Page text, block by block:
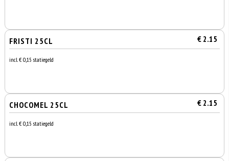
FRISTI 25CL € 2.15
incl. € 0,15 statiegeld
CHOCOMEL 25CL € 2.15
incl. € 0,15 statiegeld